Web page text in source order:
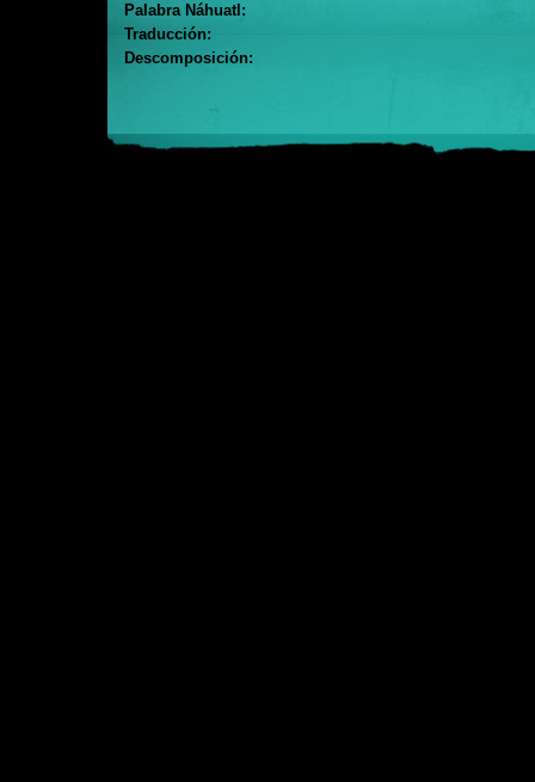
Palabra Náhuatl:
Traducción:
Descomposición: